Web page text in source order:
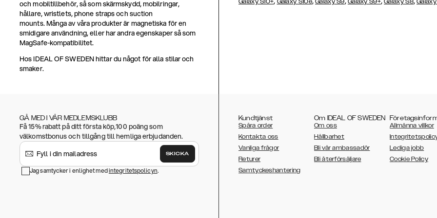
och mobiltillbehör, så som skärmskydd, mobilringar,
hållare, wristlets, phone straps och suction
mounts. Många av våra produkter är magnetiska för en
smidigare användning, eller har andra egenskaper så som
MagSafe-kompatibilitet.
Hos IDEAL OF SWEDEN hittar du något för alla stilar och
smaker.
Galaxy S10+ Galaxy S10e Galaxy S9 Galaxy S9+ Galaxy S8
GÅ MED I VÅR MEDLEMSKLUBB
Få 15% rabatt på ditt första köp,100 poäng som
välkomstbonus och tillgång till hemliga erbjudanden.
SKICKA
Jag samtycker i enlighet medintegritetspolicyn.
Kundtjänst
Spåra order
Kontakta oss
Vanliga frågor
Returer
Samtyckeshantering
Om IDEAL OF SWEDEN
Om oss
Hållbarhet
Bli vår ambassadör
Bli återförsäljare
Allmänna villkor
Lediga jobb
Cookie Policy
AUSTRALIA